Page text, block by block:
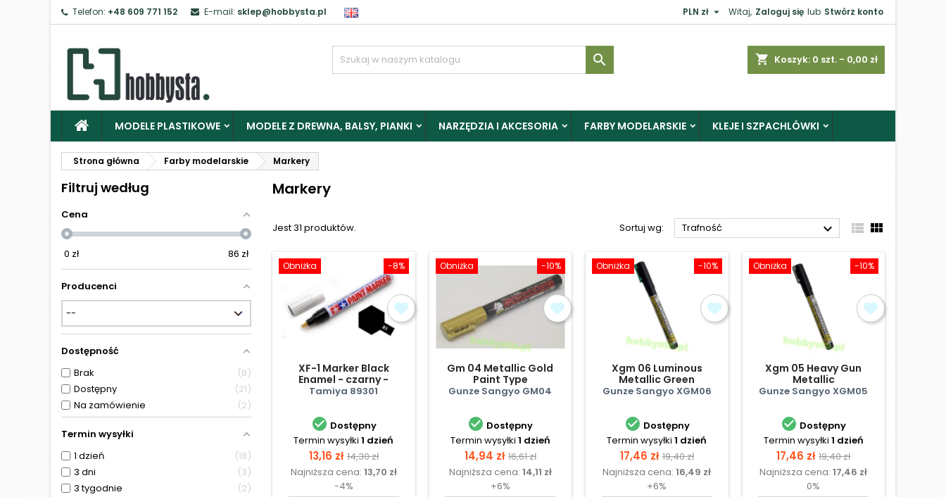
Telefon: +48 609 771 152 E-mail: sklep@hobbysta.pl Witaj, Zaloguj się lub Stwórz konto
PLN zł 
shopping_cart Koszyk: 0 szt. - 0,00 zł

MODELE PLASTIKOWE MODELE Z DREWNA, BALSY, PIANKI NARZĘDZIA I AKCESORIA FARBY MODELARSKIE KLEJE I SZPACHLÓWKI
Strona główna Farby modelarskie Markery
Filtruj według
Cena
0 zł 86 zł
Producenci
Dostępność
Brak
8
Dostępny
21
Na zamówienie
2
Termin wysyłki
1 dzień
18
3 dni
3
3 tygodnie
2
Markery
Jest 31 produktów. Sortuj wg: Trafność   
-8%
Obniżka
XF-1 Marker Black
Enamel - czarny -
matowy
Tamiya 89301
 Dostępny
Termin wysyłki 1 dzień
Cena
13,16 zł Cena
podstawowa
14,30 zł
Najniższa cena: 13,70 zł
-4%
-10%
Obniżka
Gm 04 Metallic Gold
Paint Type
Gunze Sangyo GM04
 Dostępny
Termin wysyłki 1 dzień
Cena
14,94 zł Cena
podstawowa
16,61 zł
Najniższa cena: 14,11 zł
+6%
-10%
Obniżka
Xgm 06 Luminous
Metallic Green
Gunze Sangyo XGM06
 Dostępny
Termin wysyłki 1 dzień
Cena
17,46 zł Cena
podstawowa
19,40 zł
Najniższa cena:16,49 zł
+6%
-10%
Obniżka
Xgm 05 Heavy Gun
Metallic
Gunze Sangyo XGM05
 Dostępny
Termin wysyłki 1 dzień
Cena
17,46 zł Cena
podstawowa
19,40 zł
Najniższa cena:17,46 zł
0%
Zaloguj
Aby zapisać produkty do Schowka, musisz się zalogować.
Anuluj Zaloguj